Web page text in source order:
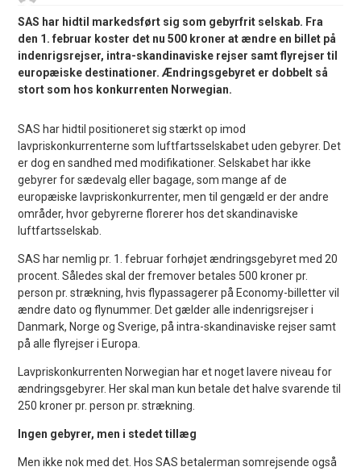
SAS har hidtil markedsført sig som gebyrfrit selskab. Fra
den 1. februar koster det nu 500 kroner at ændre en billet på
indenrigsrejser, intra-skandinaviske rejser samt flyrejser til
europæiske destinationer. Ændringsgebyret er dobbelt så
stort som hos konkurrenten Norwegian.
SAS har hidtil positioneret sig stærkt op imod
lavpriskonkurrenterne som luftfartsselskabet uden gebyrer. Det
er dog en sandhed med modifikationer. Selskabet har ikke
gebyrer for sædevalg eller bagage, som mange af de
europæiske lavpriskonkurrenter, men til gengæld er der andre
områder, hvor gebyrerne florerer hos det skandinaviske
luftfartsselskab.
SAS har nemlig pr. 1. februar forhøjet ændringsgebyret med 20
procent. Således skal der fremover betales 500 kroner pr.
person pr. strækning, hvis flypassagerer på Economy-billetter vil
ændre dato og flynummer. Det gælder alle indenrigsrejser i
Danmark, Norge og Sverige, på intra-skandinaviske rejser samt
på alle flyrejser i Europa.
Lavpriskonkurrenten Norwegian har et noget lavere niveau for
ændringsgebyrer. Her skal man kun betale det halve svarende til
250 kroner pr. person pr. strækning.
Ingen gebyrer, men i stedet tillæg
Men ikke nok med det. Hos SAS betalerman somrejsende også